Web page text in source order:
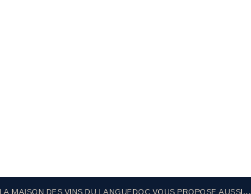
LA MAISON DES VINS DU LANGUEDOC VOUS PROPOSE AUSSI...